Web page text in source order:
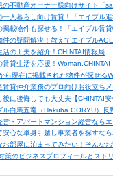
の不動産オーナー様向けサイト「
一人暮らし向け賃貸！「エイブル進
掲載物件も探せる！「エイブル賃貸
件の疑問解決！教えてエイブル
活の工夫を紹介！CHINTAI情報局
賃貸生活を応援！Woman.CHINTAI
ら現在に掲載された物件が探せる
賃貸仲介業務のプロ向けお役立ち
後に後悔しても大丈夫【CHINTAI
ル白馬五竜（Hakuba GORYU）
営・アパートマンション経営なら
安心な単身引越し事業者を探すなら
お部屋に泊まってみたい！そんな
策のビジネスプロフィールとスト